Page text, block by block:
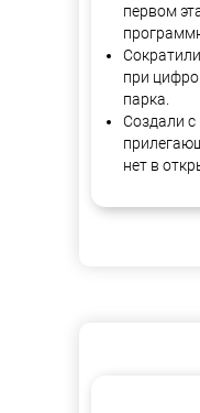
первом
при
парка.
Создали с
нет в